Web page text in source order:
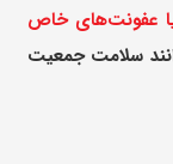
عفونت‌های خاص
سلامت جمعیت